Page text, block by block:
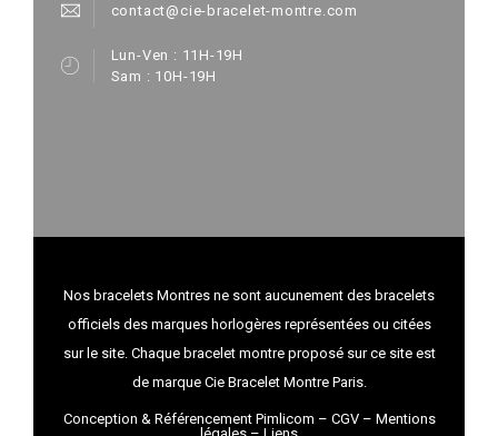
contact@cie-bracelet-montre.com
Lun-Ven : 11H-19H
Sam : 10H-19H
Nos bracelets Montres ne sont aucunement des bracelets
officiels des marques horlogères représentées ou citées
sur le site. Chaque bracelet montre proposé sur ce site est
de marque Cie Bracelet Montre Paris.
Conception & Référencement Pimlicom – CGV– Mentions